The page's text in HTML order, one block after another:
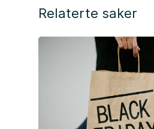
Relaterte saker